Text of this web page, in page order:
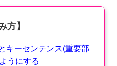
方】
キーセンテンス(重要部
うにする